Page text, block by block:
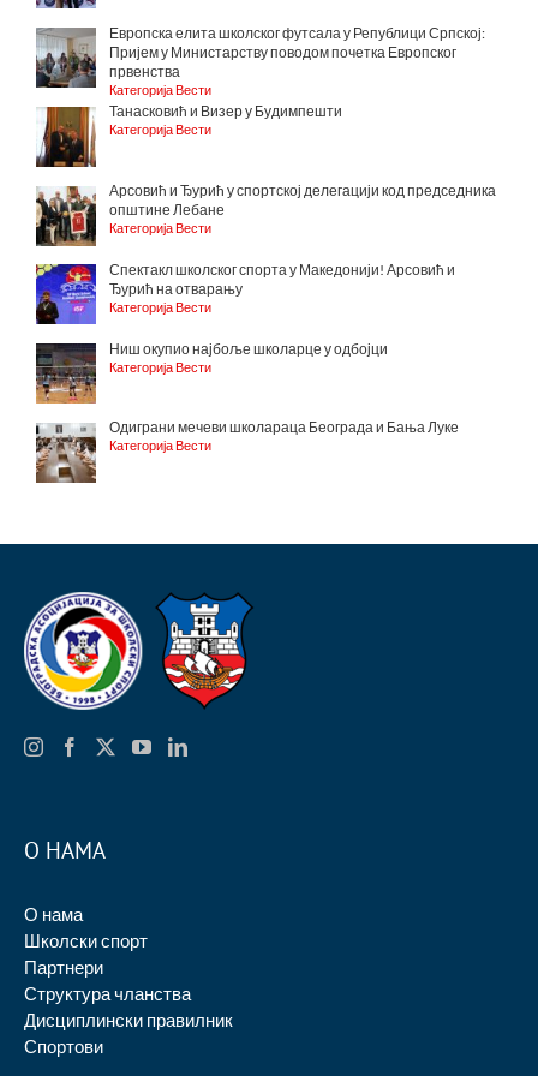
Европска елита школског футсала у Републици Српској:
Пријем у Министарству поводом почетка Европског
првенства
Категорија Вести
Танасковић и Визер у Будимпешти
Категорија Вести
Арсовић и Ђурић у спортској делегацији код председника
општине Лебане
Категорија Вести
Спектакл школског спорта у Македонији! Арсовић и
Ђурић на отварању
Категорија Вести
Ниш окупио најбоље школарце у одбојци
Категорија Вести
Одиграни мечеви школараца Београда и Бања Луке
Категорија Вести
О НАМА
О нама
Школски спорт
Партнери
Структура чланства
Дисциплински правилник
Спортови